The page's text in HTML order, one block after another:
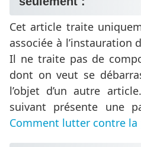
Cet article traite
associée à l’instauration
Il ne traite pas de
dont on veut se
l’objet d’un autre
suivant présente une
Comment lutter contre